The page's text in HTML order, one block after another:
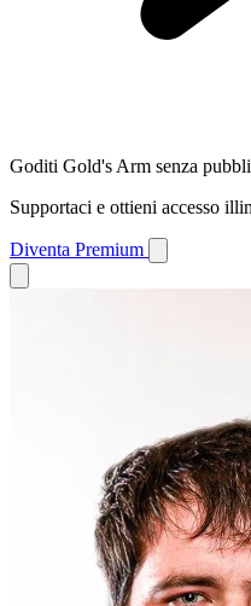
Goditi Gold's Arm senza
Supportaci e ottieni accesso
Diventa Premium